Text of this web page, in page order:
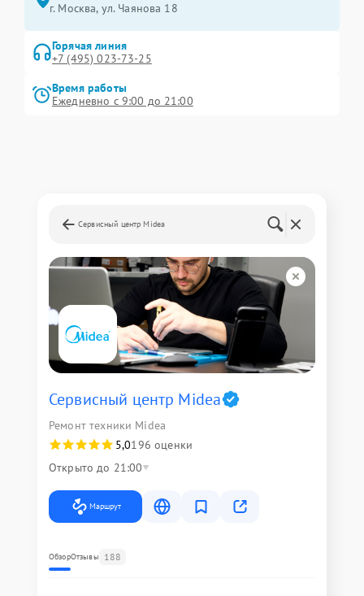
г. Москва, ул. Чаянова 18
Горячая линия
+7 (495) 023-73-25
Время работы
Ежедневно с 9:00 до 21:00
Сервисный центр Midea
Сервисный центр Midea
Ремонт техники Midea
5,0196 оценки
Открыто до 21:00
Маршрут
ОбзорОтзывы 188